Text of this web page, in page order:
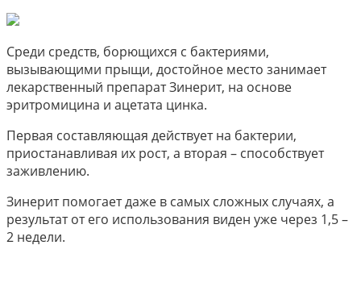
Среди средств, борющихся с бактериями,
вызывающими прыщи, достойное место занимает
лекарственный препарат Зинерит, на основе
эритромицина и ацетата цинка.
Первая составляющая действует на бактерии,
приостанавливая их рост, а вторая – способствует
заживлению.
Зинерит помогает даже в самых сложных случаях, а
результат от его использования виден уже через 1,5 –
2 недели.